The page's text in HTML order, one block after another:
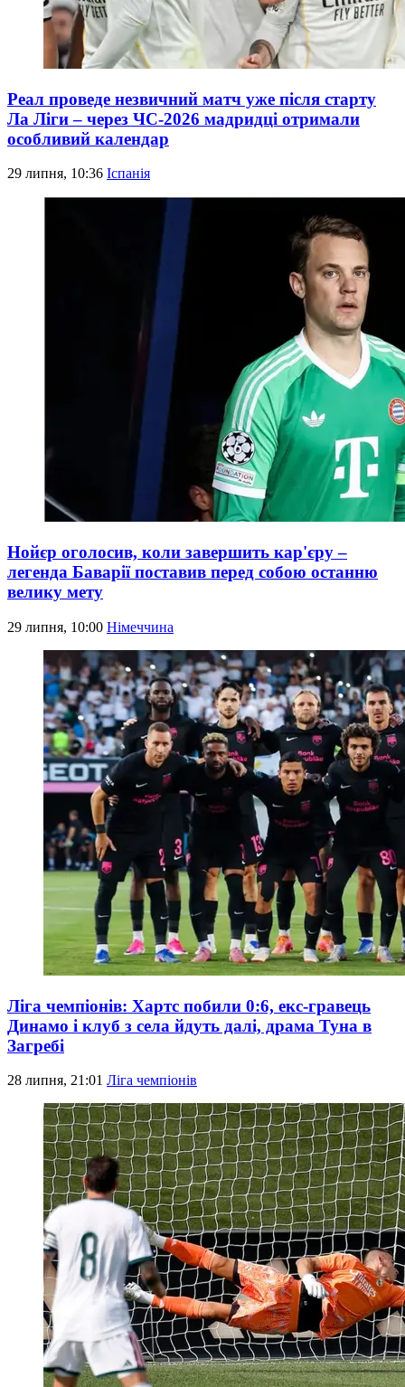
Реал проведе незвичний матч уже після старту
Ла Ліги – через ЧС-2026 мадридці отримали
особливий календар
29 липня, 10:36 Іспанія
Нойєр оголосив, коли завершить кар'єру –
легенда Баварії поставив перед собою останню
велику мету
29 липня, 10:00 Німеччина
Ліга чемпіонів: Хартс побили 0:6, екс-гравець
Динамо і клуб з села йдуть далі, драма Туна в
Загребі
28 липня, 21:01 Ліга чемпіонів